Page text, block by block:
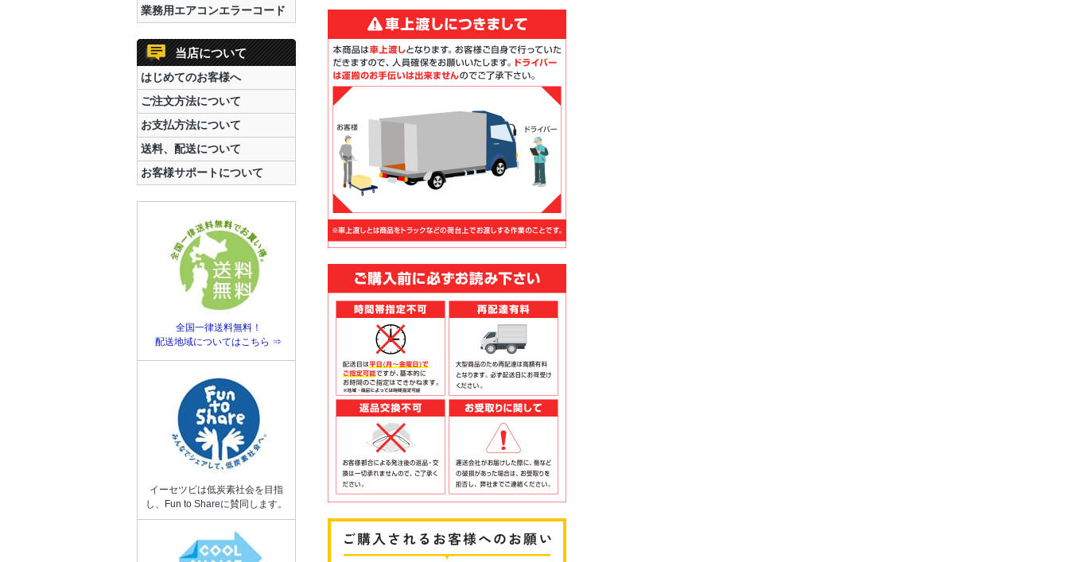
業務用エアコンエラーコード
当店について
はじめてのお客様へ
ご注文方法について
お支払方法について
送料、配送について
お客様サポートについて
全国一律送料無料！
配送地域についてはこちら ⇒
イーセツビは低炭素社会を目指
し、Fun to Shareに賛同します。